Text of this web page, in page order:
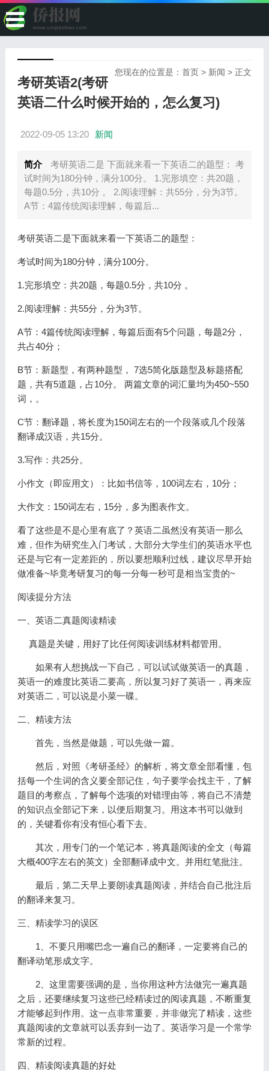
您现在的位置是：首页 > 新闻 > 正文
考研英语2(考研
英语二什么时候开始的，怎么复习)
2022-09-05 13:20 新闻
简介
考研英语二是 下面就来看一下英语二的题型： 考
试时间为180分钟，满分100分。 1.完形填空：共20题，
每题0.5分，共10分 。 2.阅读理解：共55分，分为3节。
A节：4篇传统阅读理解，每篇后...
考研英语二是下面就来看一下英语二的题型：
考试时间为180分钟，满分100分。
1.完形填空：共20题，每题0.5分，共10分 。
2.阅读理解：共55分，分为3节。
A节：4篇传统阅读理解，每篇后面有5个问题，每题2分，
共占40分；
B节：新题型，有两种题型， 7选5简化版题型及标题搭配
题，共有5道题，占10分。 两篇文章的词汇量均为450~550
词，。
C节：翻译题，将长度为150词左右的一个段落或几个段落
翻译成汉语，共15分。
3.写作：共25分。
小作文（即应用文）：比如书信等，100词左右，10分；
大作文：150词左右，15分，多为图表作文。
看了这些是不是心里有底了？英语二虽然没有英语一那么
难，但作为研究生入门考试，大部分大学生们的英语水平也
还是与它有一定差距的，所以要想顺利过线，建议尽早开始
做准备~毕竟考研复习的每一分每一秒可是相当宝贵的~
阅读提分方法
一、英语二真题阅读精读
真题是关键，用好了比任何阅读训练材料都管用。
如果有人想挑战一下自己，可以试试做英语一的真题，
英语一的难度比英语二要高，所以复习好了英语一，再来应
对英语二，可以说是小菜一碟。
二、精读方法
首先，当然是做题，可以先做一篇。
然后，对照《考研圣经》的解析，将文章全部看懂，包
括每一个生词的含义要全部记住，句子要学会找主干，了解
题目的考察点，了解每个选项的对错理由等，将自己不清楚
的知识点全部记下来，以便后期复习。用这本书可以做到
的，关键看你有没有恒心看下去。
其次，用专门的一个笔记本，将真题阅读的全文（每篇
大概400字左右的英文）全部翻译成中文。并用红笔批注。
最后，第二天早上要朗读真题阅读，并结合自己批注后
的翻译来复习。
三、精读学习的误区
1、不要只用嘴巴念一遍自己的翻译，一定要将自己的
翻译动笔形成文字。
2、这里需要强调的是，当你用这种方法做完一遍真题
之后，还要继续复习这些已经精读过的阅读真题，不断重复
才能够起到作用。这一点非常重要，并非做完了精读，这些
真题阅读的文章就可以丢弃到一边了。英语学习是一个常学
常新的过程。
四、精读阅读真题的好处